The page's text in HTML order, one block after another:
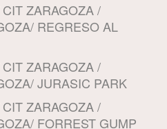
ZARAGOZA /
REGRESO AL
ZARAGOZA /
JURASIC PARK
ZARAGOZA /
FORREST GUMP